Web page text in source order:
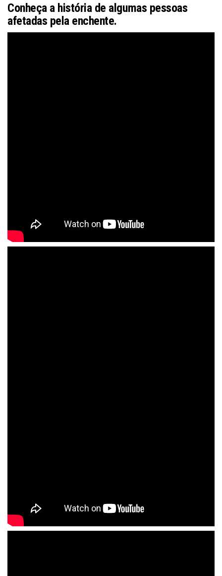
Conheça a história de algumas pessoas
afetadas pela enchente.